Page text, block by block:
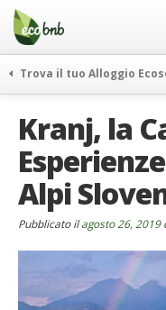
Menu
Salta
contenuto
Offerte Speciali
Regali
FAQ
Chi Siamo
Partner
Contatti
Italiano
Trova il tuo Alloggio
itinerari
curiosità
vivere e viaggiare verde
news ed eventi
Kranj, la
Alpi
Pubblicato ilagosto 26, 2019